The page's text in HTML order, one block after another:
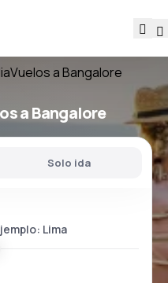
Vuelos a Bangalore
a Bangalore
Solo ida